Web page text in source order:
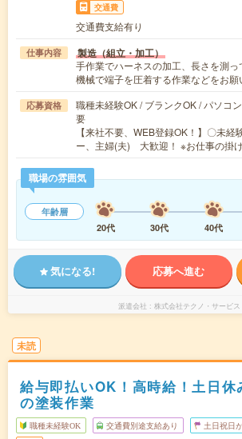
交通費
交通費支給有り
仕事内容 製造（組立・加工）
手作業でハーネスの加工、長さを測っ
機械で端子を圧着する作業などをお
応募資格
職種未経験OK / ブランクOK / パソコ
要
【来社不要、WEB登録OK！】〇未経
ー、主婦(夫) 大歓迎！ ※お仕事の掛
職場の雰囲気
年齢層
20代
30代 40代
気になる! 応募へ進む
派遣会社 株式会社テクノ・サービス
未読
給与即払いOK！高時給！土日休
の塗装作業
職種未経験OK 交通費別途支給あり 土日祝日